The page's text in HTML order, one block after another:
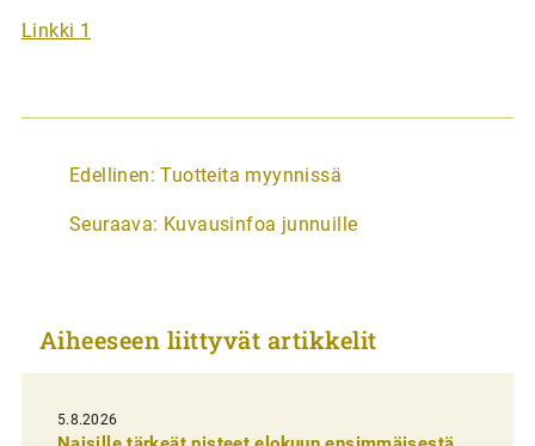
Linkki 1
A
t
k
e
l
Edellinen: Tuotteita myynnissä
Seuraava: Kuvausinfoa junnuille
Aiheeseen liittyvät artikkelit
5.8.2026